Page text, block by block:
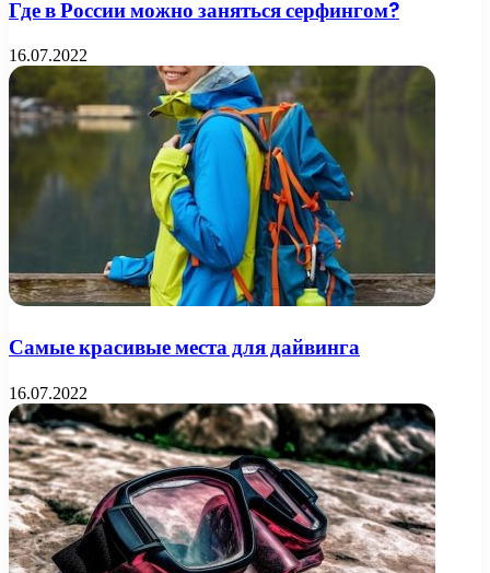
Где в России можно заняться серфингом?
16.07.2022
Самые красивые места для дайвинга
16.07.2022